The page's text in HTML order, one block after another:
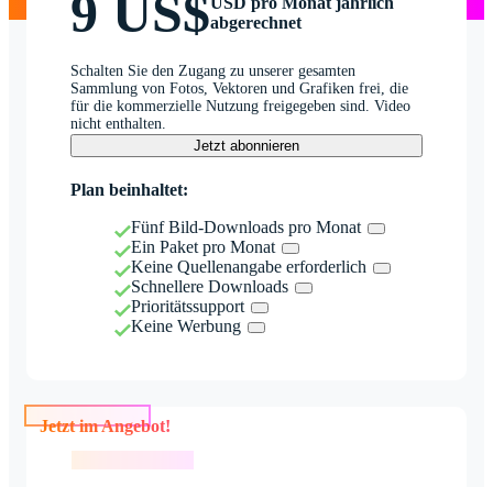
9 US$abgerechnet
Schalten Sie den Zugang zu unserer gesamten
Sammlung von Fotos, Vektoren und Grafiken frei, die
für die kommerzielle Nutzung freigegeben sind. Video
nicht enthalten.
Jetzt abonnieren
Plan beinhaltet:
Fünf Bild-Downloads pro Monat
Ein Paket pro Monat
Keine Quellenangabe erforderlich
Schnellere Downloads
Prioritätssupport
Keine Werbung
Jetzt im Angebot!